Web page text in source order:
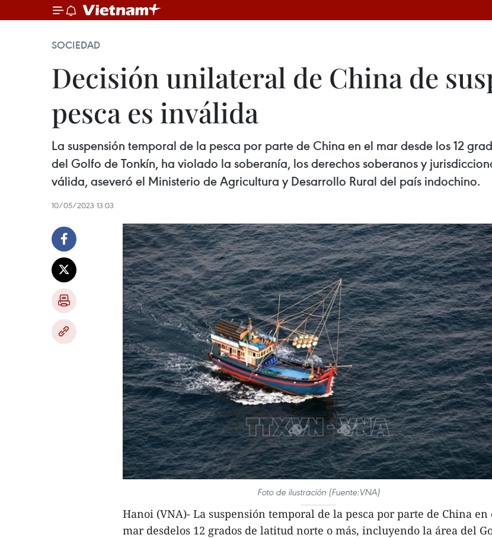
SOCIEDAD
Decisión unilateral de China de
pesca es inválida
La suspensión temporal de la pesca por parte de China en el mar desde los 12
del Golfo de Tonkín, ha violado la soberanía, los derechos soberanos y
válida, aseveró el Ministerio de Agricultura y Desarrollo Rural del país indochino.
10/05/2023 13:03
Foto de ilustración (Fuente:VNA)
Hanoi (VNA)- La suspensión temporal de la pesca por parte de China en
mar desdelos 12 grados de latitud norte o más, incluyendo la área del